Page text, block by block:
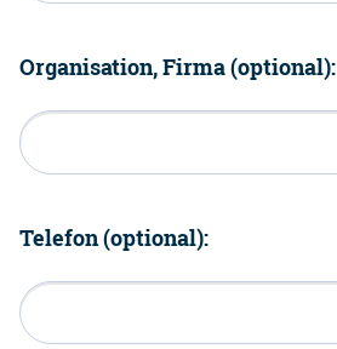
Organisation, Firma (optional):
Telefon (optional):